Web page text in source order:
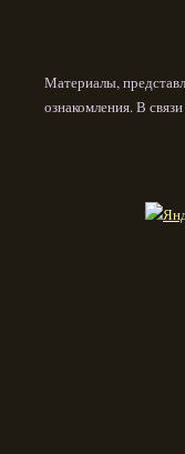
Материалы,
ознакомления. В